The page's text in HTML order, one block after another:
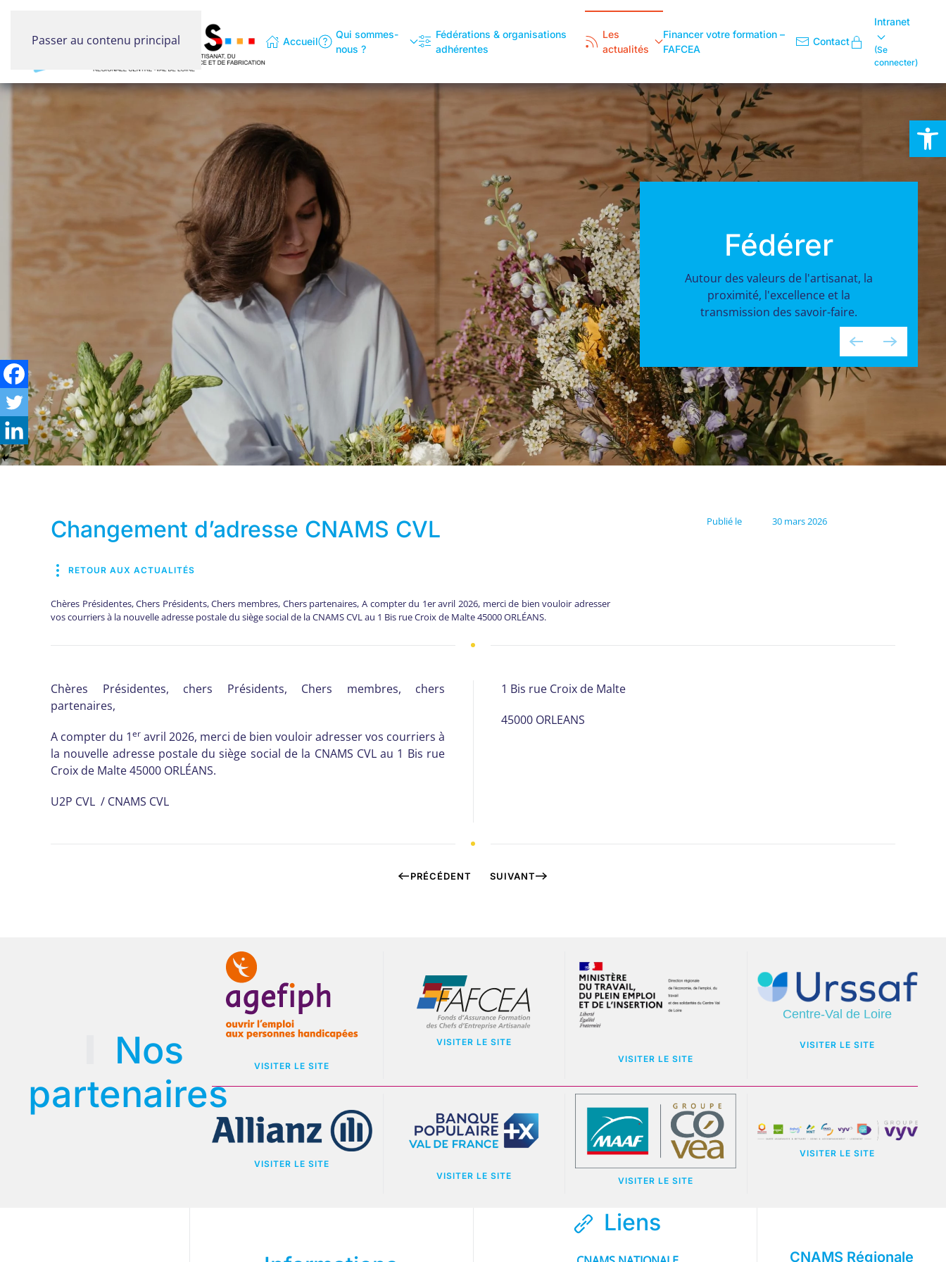
Ouvrir
Passer au contenu principal Accueil
Qui sommes-
nous ?
Fédérations & organisations
adhérentes
Les
actualités
Financer votre formation –
FAFCEA
Contact
Intranet
(Se
connecter)
Fédérer
Autour des valeurs de l'artisanat, la
proximité, l'excellence et la
transmission des savoir-faire.
Changement d’adresse CNAMS CVL
RETOUR AUX ACTUALITÉS
Chères Présidentes, Chers Présidents, Chers membres, Chers partenaires, A compter du 1er avril 2026, merci de bien vouloir adresser
vos courriers à la nouvelle adresse postale du siège social de la CNAMS CVL au 1 Bis rue Croix de Malte 45000 ORLÉANS.
Publié le 30 mars 2026
Chères Présidentes, chers Présidents, Chers membres, chers
partenaires,
A compter du 1er avril 2026, merci de bien vouloir adresser vos courriers à
la nouvelle adresse postale du siège social de la CNAMS CVL au 1 Bis rue
Croix de Malte 45000 ORLÉANS.
U2P CVL / CNAMS CVL
1 Bis rue Croix de Malte
45000 ORLEANS
PRÉCÉDENT SUIVANT
Nos
partenaires
VISITER LE SITE
VISITER LE SITE
VISITER LE SITE
VISITER LE SITE
VISITER LE SITE
VISITER LE SITE
VISITER LE SITE
VISITER LE SITE
Liens
CNAMS Régionale